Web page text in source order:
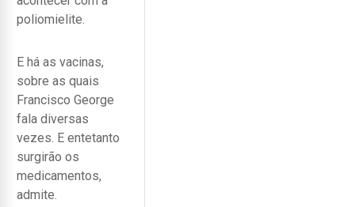
poliomielite.
E há as vacinas,
sobre as quais
Francisco George
fala diversas
vezes. E entetanto
surgirão os
medicamentos,
admite.